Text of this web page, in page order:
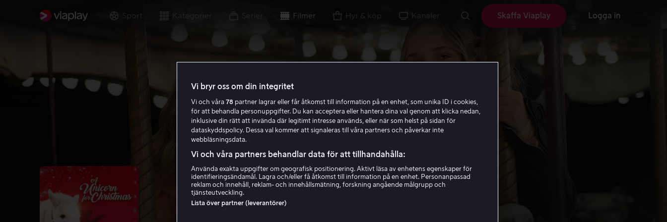
Sport Kategorier Serier Filmer Hyr & köp Kanaler Skaffa Viaplay Logga in
Vi bryr oss om din integritet
Vi och våra 78 partner lagrar eller får åtkomst till information på en enhet, som unika ID i cookies,
för att behandla personuppgifter. Du kan acceptera eller hantera dina val genom att klicka nedan,
inklusive din rätt att invända där legitimt intresse används, eller när som helst på sidan för
dataskyddspolicy. Dessa val kommer att signaleras till våra partners och påverkar inte
webbläsningsdata.
Vi och våra partners behandlar data för att tillhandahålla:
Använda exakta uppgifter om geografisk positionering. Aktivt läsa av enhetens egenskaper för
identifieringsändamål. Lagra och/eller få åtkomst till information på en enhet. Personanpassad
reklam och innehåll, reklam- och innehållsmätning, forskning angående målgrupp och
tjänsteutveckling.
Lista över partner (leverantörer)